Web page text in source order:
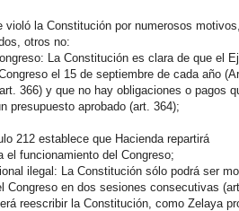
la Constitución por numerosos
otros no:
La Constitución es clara de que el
el 15 de septiembre de cada año
366) y que no hay obligaciones o pagos
presupuesto aprobado (art. 364);
212 establece que Hacienda repartirá
funcionamiento del Congreso;
ilegal: La Constitución sólo podrá ser
Congreso en dos sesiones consecutivas
reescribir la Constitución, como Zelaya